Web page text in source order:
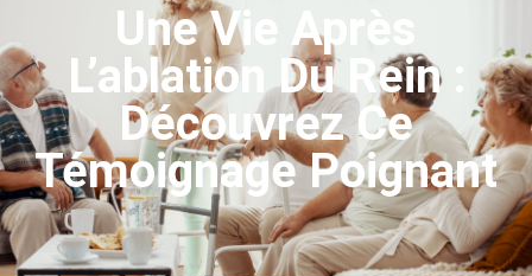
Une Vie Après
L’ablation Du Rein :
Découvrez Ce
Témoignage Poignant